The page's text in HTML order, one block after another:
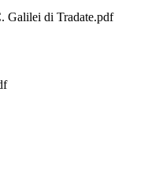
Galilei di Tradate.pdf